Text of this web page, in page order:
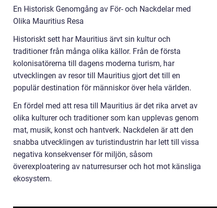
En Historisk Genomgång av För- och Nackdelar med
Olika Mauritius Resa
Historiskt sett har Mauritius ärvt sin kultur och
traditioner från många olika källor. Från de första
kolonisatörerna till dagens moderna turism, har
utvecklingen av resor till Mauritius gjort det till en
populär destination för människor över hela världen.
En fördel med att resa till Mauritius är det rika arvet av
olika kulturer och traditioner som kan upplevas genom
mat, musik, konst och hantverk. Nackdelen är att den
snabba utvecklingen av turistindustrin har lett till vissa
negativa konsekvenser för miljön, såsom
överexploatering av naturresurser och hot mot känsliga
ekosystem.